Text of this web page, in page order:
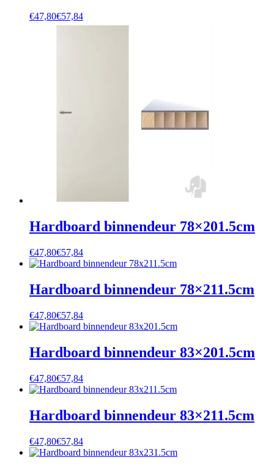
€47,80€57,84
Hardboard binnendeur 78×201.5cm
€47,80€57,84
Hardboard binnendeur 78×211.5cm
€47,80€57,84
Hardboard binnendeur 83×201.5cm
€47,80€57,84
Hardboard binnendeur 83×211.5cm
€47,80€57,84